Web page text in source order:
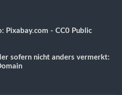
Pixabay.com - CC0 Public
sofern nicht anders vermerkt: